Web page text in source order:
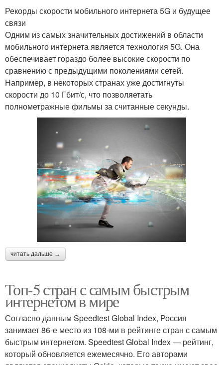
Рекорды скорости мобильного интернета 5G и будущее
связи
Одним из самых значительных достижений в области
мобильного интернета является технология 5G. Она
обеспечивает гораздо более высокие скорости по
сравнению с предыдущими поколениями сетей.
Например, в некоторых странах уже достигнуты
скорости до 10 Гбит/с, что позволяетать
полнометражные фильмы за считанные секунды.
читать дальше →
Топ-5 стран с самым быстрым
интернетом в мире
Согласно данным Speedtest Global Index, Россия
занимает 86-е место из 108-ми в рейтинге стран с самым
быстрым интернетом. Speedtest Global Index — рейтинг,
который обновляется ежемесячно. Его авторами